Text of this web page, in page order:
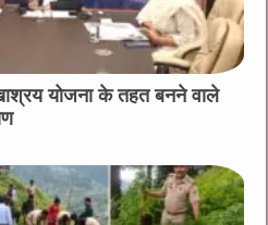
योजना के तहत बनने वाले